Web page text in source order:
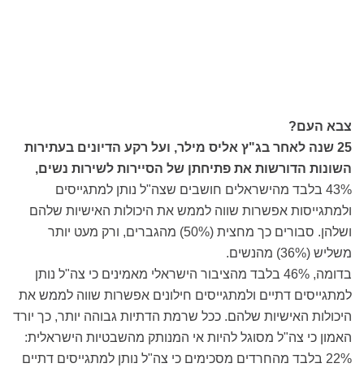
צבא העם?
25 שנה לאחר בג"ץ אליס מילר, ועל רקע הדיונים בעתירות
השונות הדורשות את פתיחתן של הסיירות לשירות נשים,
43% בלבד מהישראלים חושבים שצה"ל נותן למתגייסים
ולמתגייסות אפשרות שווה לממש את היכולות האישיות שלהם
ושלהן. סבורים כך מחצית (50%) מהגברים, ורק מעט יותר
משליש (36%) מהנשים.
בדומה, 46% בלבד מהציבור הישראלי מאמינים כי צה"ל נותן
למתגייסים דתיים ולמתגייסים חילונים אפשרות שווה לממש את
היכולות האישיות שלהם. ככל שרמת הדתיות גבוהה יותר, כך יורד
האמון כי צה"ל מסוגל להיות אי המנותק מהשבטיות הישראלית:
22% בלבד מהחרדים מסכימים כי צה"ל נותן למתגייסים דתיים